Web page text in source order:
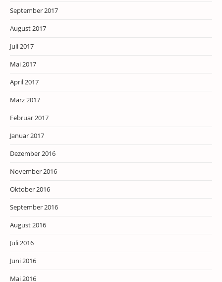
September 2017
August 2017
Juli 2017
Mai 2017
April 2017
März 2017
Februar 2017
Januar 2017
Dezember 2016
November 2016
Oktober 2016
September 2016
August 2016
Juli 2016
Juni 2016
Mai 2016